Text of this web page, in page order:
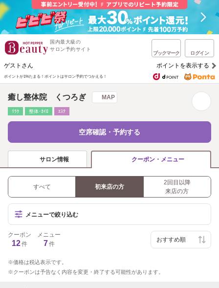
国内最大級の
サロン予約サイト
ブックマーク ログイン
ゲストさん ポイントを表示する
ポイントが1%たまる！ ポイントはサロン予約でつかえる！
癒し整体院 くつろぎ MAP
ﾘﾗｸ 整体･ｶｲﾛ ｴｽﾃ
空席確認・予約する
サロン情報 クーポン・メニュー
すべて 初来店の方
2回目以降
来店の方
メニューで絞り込む
クーポン
12件
メニュー
7件
価格は税込表示です。
クーポンは予告なく内容を変更・終了する可能性があります。